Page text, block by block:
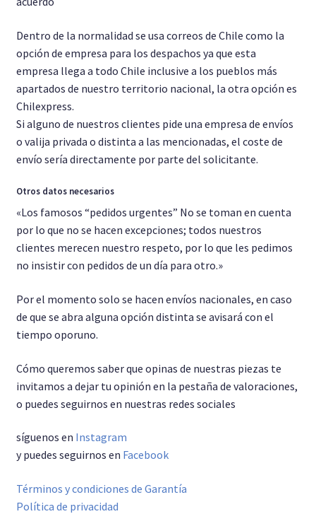
Dentro de la normalidad se usa correos de Chile como la
opción de empresa para los despachos ya que esta
empresa llega a todo Chile inclusive a los pueblos más
apartados de nuestro territorio nacional, la otra opción es
Chilexpress.
Si alguno de nuestros clientes pide una empresa de envíos
o valija privada o distinta a las mencionadas, el coste de
envío sería directamente por parte del solicitante.
Otros datos necesarios
«Los famosos “pedidos urgentes” No se toman en cuenta
por lo que no se hacen excepciones; todos nuestros
clientes merecen nuestro respeto, por lo que les pedimos
no insistir con pedidos de un día para otro.»
Por el momento solo se hacen envíos nacionales, en caso
de que se abra alguna opción distinta se avisará con el
tiempo oporuno.
Cómo queremos saber que opinas de nuestras piezas te
invitamos a dejar tu opinión en la pestaña de valoraciones,
o puedes seguirnos en nuestras redes sociales
síguenos en Instagram
y puedes seguirnos en Facebook
Términos y condiciones de Garantía
Política de privacidad